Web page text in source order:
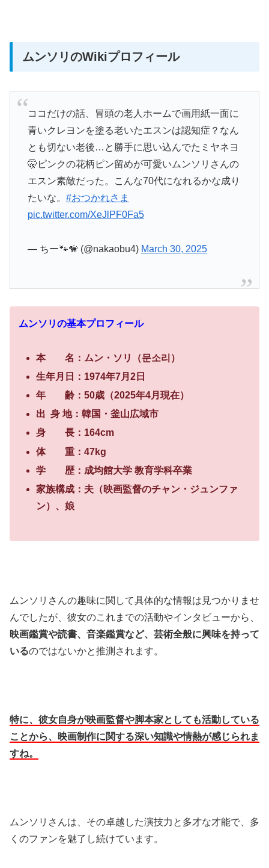
ムンソリのWikiプロフィール
ココだけの話、冒頭の老人ホームで画用紙一面に
青いクレヨンを塗る老いたエスンは認知症？なん
とも切ない老後…と勝手に思い込んでたミヤネヨ
🤫ピンクの花柄ピン留めが可愛いムンソリさんの
エスン素敵だった。こんな70代になれるかな成り
たいな。 #おつかれさま
pic.twitter.com/XeJlPF0Fa5
— ちー🐾🦮 (@nakaobu4) March 30, 2025
ムンソリの基本プロフィール
本 名：​ムン・ソリ（문소리）​
生年月日：​1974年7月2日​
年 齢：​50歳（2025年4月現在）​
出 身 地：​韓国・釜山広域市​
身 長：​164cm​
体 重：​47kg​
学 歴：​成均館大学 教育学科卒業​
家族構成：​夫（映画監督のチャン・ジュンファ
ン）、娘
ムンソリさんの趣味に関して具体的な情報は見つかりませ
んでしたが、彼女のこれまでの活動やインタビューから、
映画鑑賞や読書、音楽鑑賞など、芸術全般に興味を持って
いるのではないかと推測されます。
​特に、彼女自身が映画監督や脚本家としても活動している
ことから、映画制作に関する深い知識や情熱が感じられま
すね。​
ムンソリさんは、その卓越した演技力と多才な才能で、多
くのファンを魅了し続けています。​